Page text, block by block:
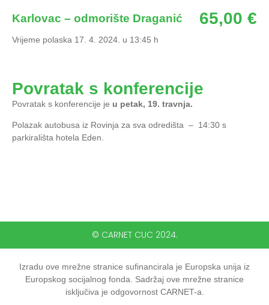
Karlovac – odmorište Draganić 65,00 €
Vrijeme polaska 17. 4. 2024. u 13:45 h
Povratak s konferencije
Povratak s konferencije je u petak, 19. travnja.
Polazak autobusa iz Rovinja za sva odredišta – 14:30 s
parkirališta hotela Eden.
© CARNET CUC 2024.
Izradu ove mrežne stranice sufinancirala je Europska unija iz
Europskog socijalnog fonda. Sadržaj ove mrežne stranice
isključiva je odgovornost CARNET-a.